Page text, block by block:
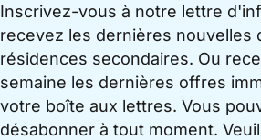
Inscrivez-vous à notre lettre
recevez les dernières nouvelles
résidences secondaires. Ou
semaine les dernières offres
votre boîte aux lettres. Vous
désabonner à tout moment.